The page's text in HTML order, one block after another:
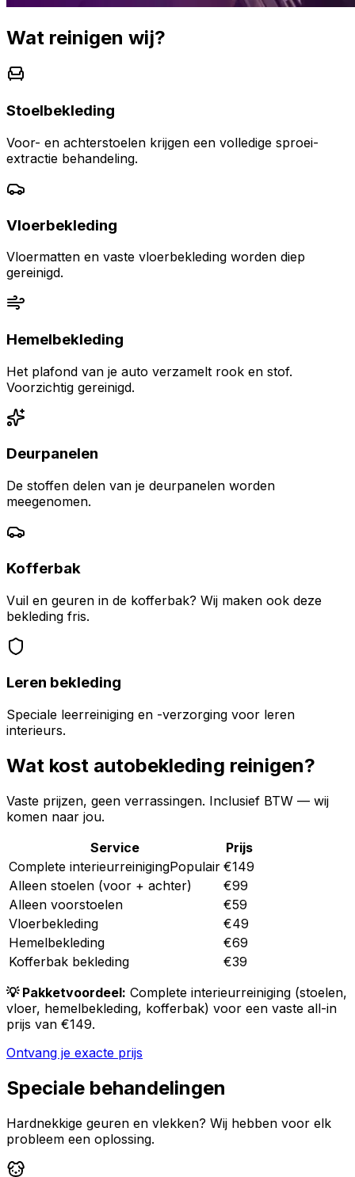
Wat reinigen wij?
Stoelbekleding
Voor- en achterstoelen krijgen een volledige sproei-
extractie behandeling.
Vloerbekleding
Vloermatten en vaste vloerbekleding worden diep
gereinigd.
Hemelbekleding
Het plafond van je auto verzamelt rook en stof.
Voorzichtig gereinigd.
Deurpanelen
De stoffen delen van je deurpanelen worden
meegenomen.
Kofferbak
Vuil en geuren in de kofferbak? Wij maken ook deze
bekleding fris.
Leren bekleding
Speciale leerreiniging en -verzorging voor leren
interieurs.
Wat kost autobekleding reinigen?
Vaste prijzen, geen verrassingen. Inclusief BTW — wij
komen naar jou.
Service
Prijs
Complete interieurreinigingPopulair €149
Alleen stoelen (voor + achter)
€99
Alleen voorstoelen
€59
Vloerbekleding
€49
Hemelbekleding
€69
Kofferbak bekleding
€39
💡 Pakketvoordeel: Complete interieurreiniging (stoelen,
vloer, hemelbekleding, kofferbak) voor een vaste all-in
prijs van €149.
Ontvang je exacte prijs
Speciale behandelingen
Hardnekkige geuren en vlekken? Wij hebben voor elk
probleem een oplossing.